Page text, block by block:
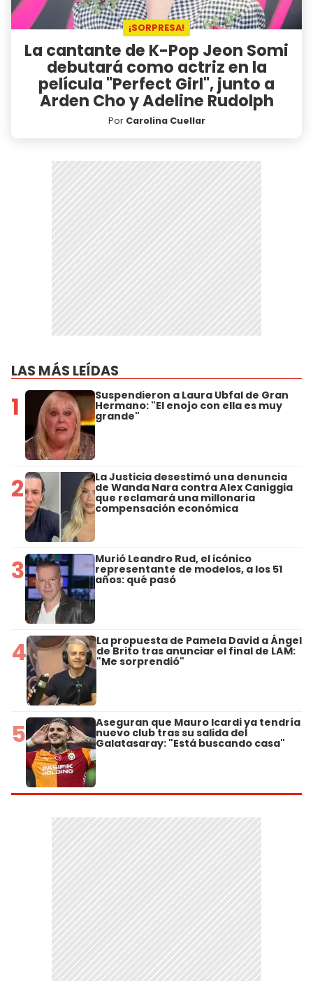
¡SORPRESA!
La cantante de K-Pop Jeon Somi
debutará como actriz en la
película "Perfect Girl", junto a
Arden Cho y Adeline Rudolph
Por Carolina Cuellar
LAS MÁS LEÍDAS
1 Suspendieron a Laura Ubfal de Gran
Hermano: "El enojo con ella es muy
grande"
2 La Justicia desestimó una denuncia
de Wanda Nara contra Alex Caniggia
que reclamará una millonaria
compensación económica
3 Murió Leandro Rud, el icónico
representante de modelos, a los 51
años: qué pasó
4 La propuesta de Pamela David a Ángel
de Brito tras anunciar el final de LAM:
"Me sorprendió"
5 Aseguran que Mauro Icardi ya tendría
nuevo club tras su salida del
Galatasaray: "Está buscando casa"